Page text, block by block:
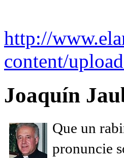
http://
content/
Joaquín
Que un
pronuncie